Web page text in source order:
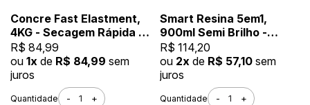
Concre Fast Elastment,
4KG - Secagem Rápida e
Alta Resistência
R$ 84,99
ou 1x de R$ 84,99 sem
juros
Quantidade - +
Smart Resina 5em1,
900ml Semi Brilho -
Impermeabilizante e
Seladora, Alta
Resistência à Água
R$ 114,20
ou 2x de R$ 57,10 sem
juros
Quantidade - +